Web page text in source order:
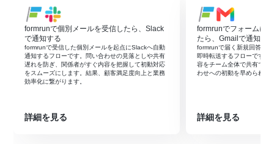
次に、トリガーでformrunを選択し、「フォームに新し
く回答が送信されたら」というアクションを設定し、自動
化の対象としたいフォームを指定します。
最後に、オペレーションでkintoneを選択し、「レコード
を追加する」アクションを設定します。この際、formrun
のフォームで取得した情報を、kintoneアプリのどのフィ
ールドに登録するかを紐付けます。
ペレーション」：トリガー起動後、フロー内で処理を行うアク
ション
formrunで個別メールを受信したら、Slack
で通知する
formrunで受信した個別メールを起点にSlackへ自動
通知するフローです。問い合わせの見落としや共有
遅れを防ぎ、関係者がすぐ内容を把握して初動対応
をスムーズにします。結果、顧客満足度向上と業務
効率化に繋がります。
詳細を見る
formrunでフォームに
たら、Gmailで通知す
formrunで届く新規回答を
即時転送するフローです。
容をチーム全体で共有でき
わせへの初動を早められま
詳細を見る